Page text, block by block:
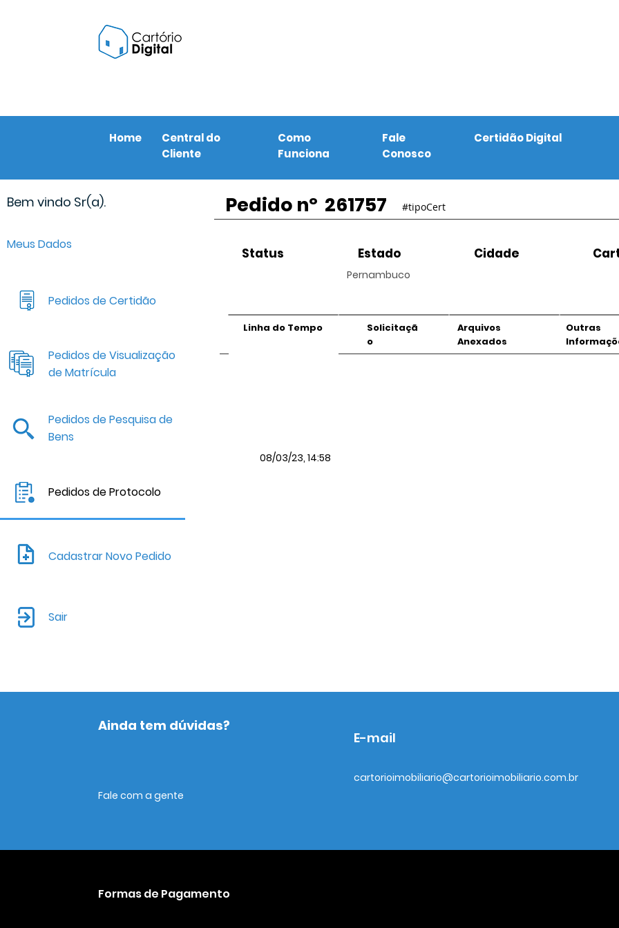
Home
Central do
Cliente
Como
Funciona
Fale
Conosco
Certidão Digital
Bem vindo Sr(a).
Meus Dados
Pedidos de Certidão
Pedidos de Visualização
de Matrícula
Pedidos de Pesquisa de
Bens
Pedidos de Protocolo
Cadastrar Novo Pedido
Sair
Pedido nº 261757 #tipoCert
Status Estado
Pernambuco
Cidade
Linha do Tempo
Solicitaçã
o
Arquivos
Anexados
Outras
08/03/23, 14:58
Ainda tem dúvidas?
Fale com a gente
E-mail
cartorioimobiliario@cartorioimobiliario.com.br
Formas de Pagamento